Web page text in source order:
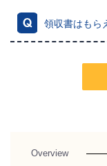
領収書はもら
Overview